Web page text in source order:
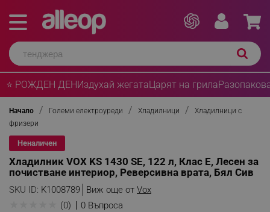
⭐ РОЖДЕН ДЕНИздухай жегатаЦарят на грила
Начало Големи електроуреди Хладилници
Хладилници с
фризери
Неналичен
Хладилник VOX KS 1430 SE, 122 л, Клас E, Лесен за
почистване интериор, Реверсивна врата, Бял Сив
SKU ID: K1008789 Виж още от Vox
(0) 0 Въпроса